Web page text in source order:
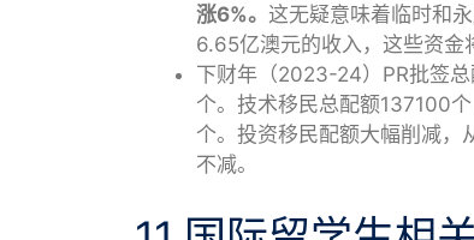
涨6%。 这无疑意味着临时和
6.65亿澳元的收入，这些资金
下财年（2023-24）PR批签
个。技术移民总配额137100
个。投资移民配额大幅削减，
不减。